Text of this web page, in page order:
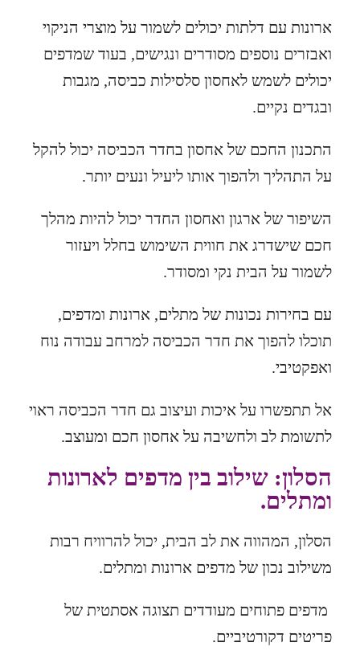
ארונות עם דלתות יכולים לשמור על מוצרי הניקוי
ואבזרים נוספים מסודרים ונגישים, בעוד שמדפים
יכולים לשמש לאחסון סלסילות כביסה, מגבות
ובגדים נקיים.
התכנון החכם של אחסון בחדר הכביסה יכול להקל
על התהליך ולהפוך אותו ליעיל ונעים יותר.
השיפור של ארגון ואחסון החדר יכול להיות מהלך
חכם שישדרג את חווית השימוש בחלל ויעזור
לשמור על הבית נקי ומסודר.
עם בחירות נכונות של מתלים, ארונות ומדפים,
תוכלו להפוך את חדר הכביסה למרחב עבודה נוח
ואפקטיבי.
אל תתפשרו על איכות ועיצוב גם חדר הכביסה ראוי
לתשומת לב ולחשיבה על אחסון חכם ומעוצב.
הסלון: שילוב בין מדפים לארונות
ומתלים.
הסלון, המהווה את לב הבית, יכול להרוויח רבות
משילוב נכון של מדפים ארונות ומתלים.
מדפים פתוחים מעודדים תצוגה אסתטית של
פריטים דקורטיביים.